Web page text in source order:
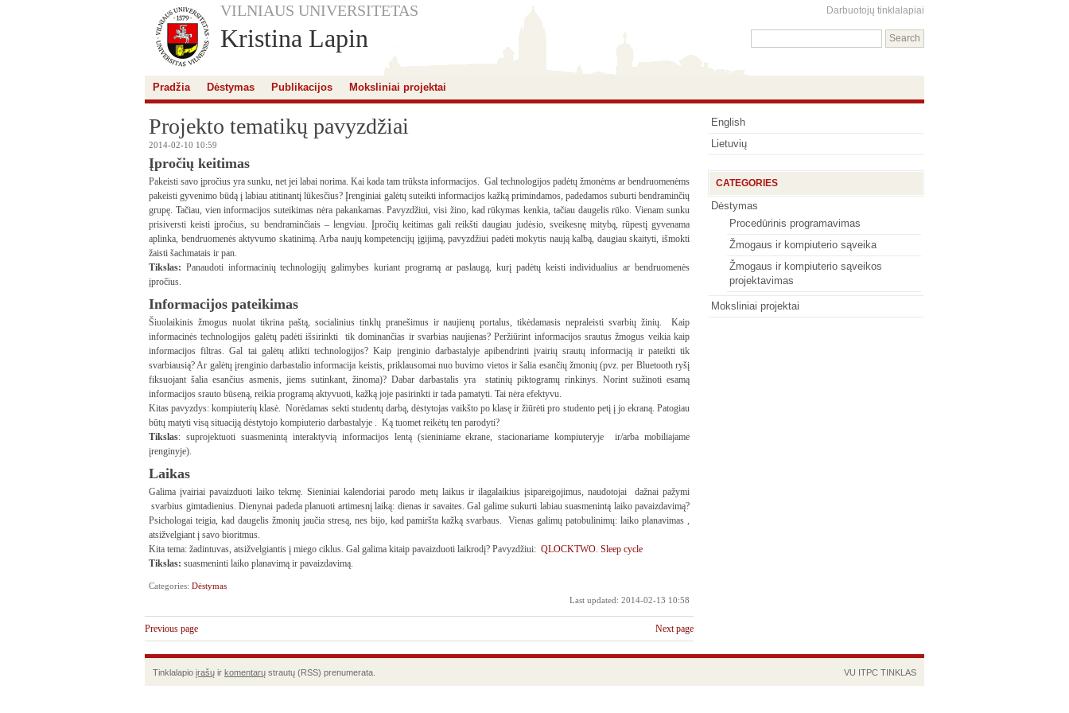
VILNIAUS UNIVERSITETAS Darbuotojų tinklalapiai
Kristina Lapin
Pradžia Dėstymas Publikacijos Moksliniai projektai
Projekto tematikų pavyzdžiai
2014-02-10 10:59
Įpročių keitimas
Pakeisti savo įpročius yra sunku, net jei labai norima. Kai kada tam trūksta informacijos. Gal technologijos padėtų žmonėms ar bendruomenėms
pakeisti gyvenimo būdą į labiau atitinantį lūkesčius? Įrenginiai galėtų suteikti informacijos kažką primindamos, padedamos suburti bendraminčių
grupę. Tačiau, vien informacijos suteikimas nėra pakankamas. Pavyzdžiui, visi žino, kad rūkymas kenkia, tačiau daugelis rūko. Vienam sunku
prisiversti keisti įpročius, su bendraminčiais – lengviau. Įpročių keitimas gali reikšti daugiau judėsio, sveikesnę mitybą, rūpestį gyvenama
aplinka, bendruomenės aktyvumo skatinimą. Arba naujų kompetencijų įgijimą, pavyzdžiui padėti mokytis naują kalbą, daugiau skaityti, išmokti
žaisti šachmatais ir pan.
Tikslas: Panaudoti informacinių technologijų galimybes kuriant programą ar paslaugą, kurį padėtų keisti individualius ar bendruomenės
įpročius.
Informacijos pateikimas
Šiuolaikinis žmogus nuolat tikrina paštą, socialinius tinklų pranešimus ir naujienų portalus, tikėdamasis nepraleisti svarbių žinių. Kaip
informacinės technologijos galėtų padėti išsirinkti tik dominančias ir svarbias naujienas? Peržiūrint informacijos srautus žmogus veikia kaip
informacijos filtras. Gal tai galėtų atlikti technologijos? Kaip įrenginio darbastalyje apibendrinti įvairių srautų informaciją ir pateikti tik
svarbiausią? Ar galėtų įrenginio darbastalio informacija keistis, priklausomai nuo buvimo vietos ir šalia esančių žmonių (pvz. per Bluetooth ryšį
fiksuojant šalia esančius asmenis, jiems sutinkant, žinoma)? Dabar darbastalis yra statinių piktogramų rinkinys. Norint sužinoti esamą
informacijos srauto būseną, reikia programą aktyvuoti, kažką joje pasirinkti ir tada pamatyti. Tai nėra efektyvu.
Kitas pavyzdys: kompiuterių klasė. Norėdamas sekti studentų darbą, dėstytojas vaikšto po klasę ir žiūrėti pro studento petį į jo ekraną. Patogiau
būtų matyti visą situaciją dėstytojo kompiuterio darbastalyje . Ką tuomet reikėtų ten parodyti?
Tikslas: suprojektuoti suasmenintą interaktyvią informacijos lentą (sieniniame ekrane, stacionariame kompiuteryje ir/arba mobiliajame
įrenginyje).
Laikas
Galima įvairiai pavaizduoti laiko tekmę. Sieniniai kalendoriai parodo metų laikus ir ilagalaikius įsipareigojimus, naudotojai dažnai pažymi
svarbius gimtadienius. Dienynai padeda planuoti artimesnį laiką: dienas ir savaites. Gal galime sukurti labiau suasmenintą laiko pavaizdavimą?
Psichologai teigia, kad daugelis žmonių jaučia stresą, nes bijo, kad pamiršta kažką svarbaus. Vienas galimų patobulinimų: laiko planavimas ,
atsižvelgiant į savo bioritmus.
Kita tema: žadintuvas, atsižvelgiantis į miego ciklus. Gal galima kitaip pavaizduoti laikrodį? Pavyzdžiui: QLOCKTWO. Sleep cycle
Tikslas: suasmeninti laiko planavimą ir pavaizdavimą.
Categories: Dėstymas
Last updated: 2014-02-13 10:58
Previous page Next page
English
Lietuvių
CATEGORIES
Dėstymas
Procedūrinis programavimas
Žmogaus ir kompiuterio sąveika
Žmogaus ir kompiuterio sąveikos
projektavimas
Moksliniai projektai
Tinklalapio įrašų ir komentarų strautų (RSS) prenumerata. VU ITPC TINKLAS